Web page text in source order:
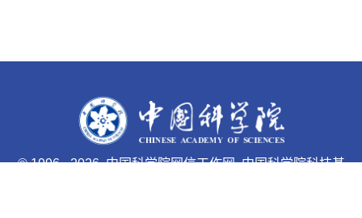
© 1996 -2026 中国科学院网信工作网 中国科学院科技基